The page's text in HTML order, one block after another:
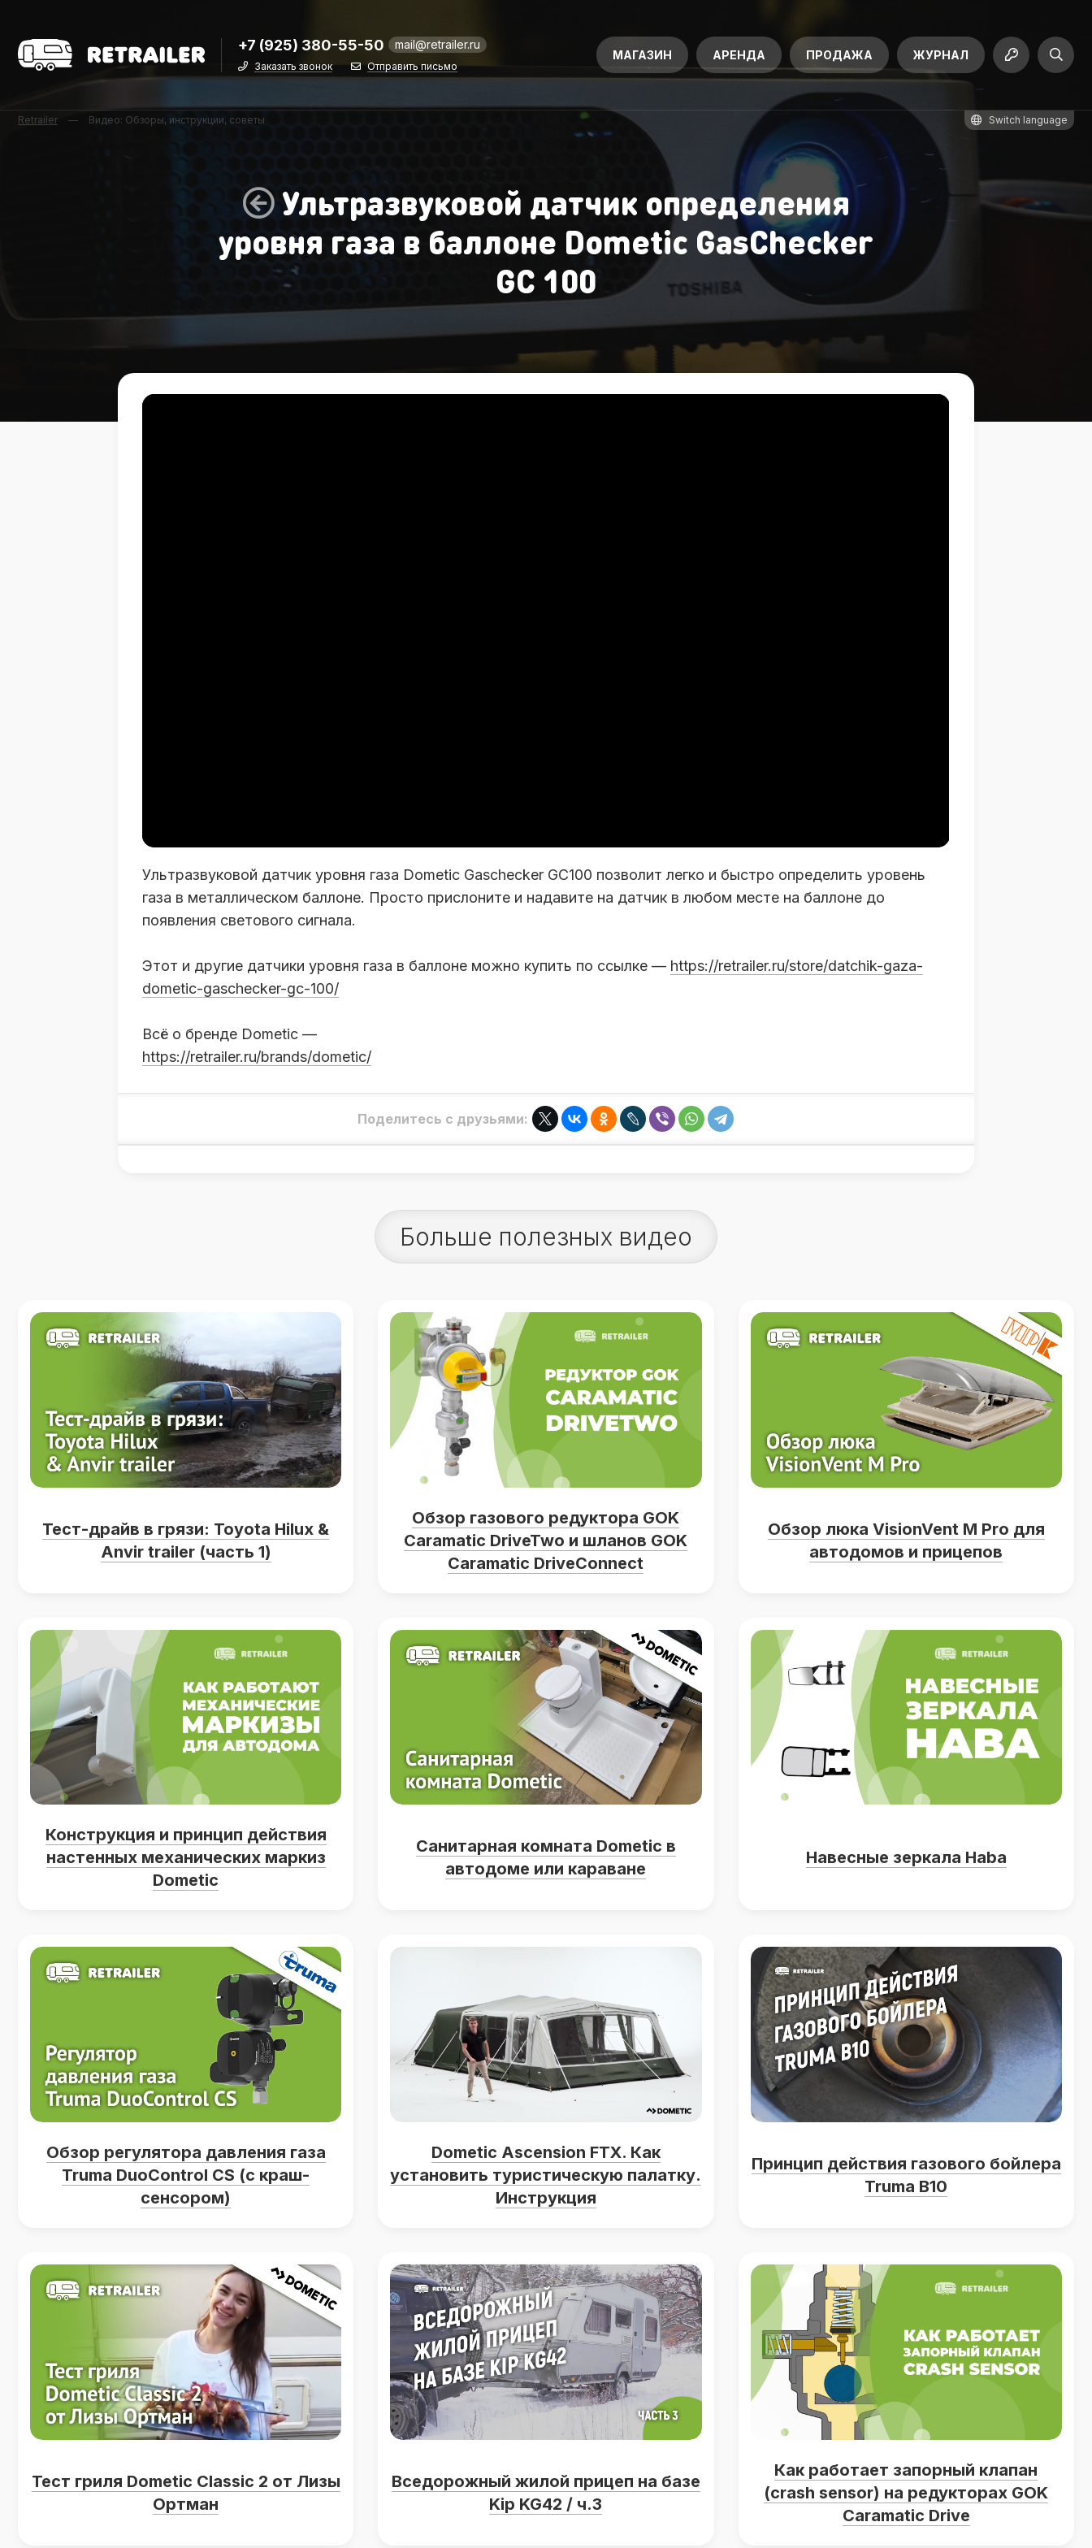
+7 (925) 380-55-50 mail@retrailer.ru
Заказать звонок Отправить письмо
МАГАЗИН АРЕНДА ПРОДАЖА ЖУРНАЛ
Retrailer — Видео: Обзоры, инструкции, советы Switch language
Ультразвуковой датчик определения
уровня газа в баллоне Dometic GasChecker
GC 100
Ультразвуковой датчик уровня газа Dometic Gaschecker GC100 позволит легко и быстро определить уровень
газа в металлическом баллоне. Просто прислоните и надавите на датчик в любом месте на баллоне до
появления светового сигнала.
Этот и другие датчики уровня газа в баллоне можно купить по ссылке — https://retrailer.ru/store/datchik-gaza-
dometic-gaschecker-gc-100/
Всё о бренде Dometic —
https://retrailer.ru/brands/dometic/
Поделитесь с друзьями:
Больше полезных видео
Тест-драйв в грязи: Toyota Hilux &
Anvir trailer (часть 1)
Обзор газового редуктора GOK
Caramatic DriveTwo и шланов GOK
Caramatic DriveConnect
Обзор люка VisionVent M Pro для
автодомов и прицепов
Конструкция и принцип действия
настенных механических маркиз
Dometic
Санитарная комната Dometic в
автодоме или караване
Навесные зеркала Haba
Обзор регулятора давления газа
Truma DuoControl CS (с краш-
сенсором)
Dometic Ascension FTX. Как
установить туристическую палатку.
Инструкция
Принцип действия газового бойлера
Truma B10
Тест гриля Dometic Classic 2 от Лизы
Ортман
Вседорожный жилой прицеп на базе
Kip KG42 / ч.3
Как работает запорный клапан
(crash sensor) на редукторах GOK
Caramatic Drive